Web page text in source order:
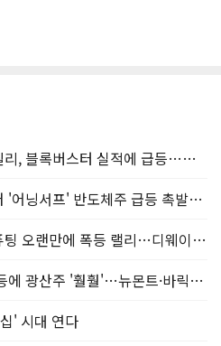
[美증시 특징주] 일라이릴리, 블록버스터 실적에 급등…마운자로 매출 폭발
[美증시 특징주] 캐터필러 '어닝서프' 반도체주 급등 촉발…"AI 데이터센터 건설 강력"
[美증시 특징주] 양자컴퓨팅 오랜만에 폭등 랠리…디웨이브·아이온큐 주도
[美증시 특징주] 금값 급등에 광산주 '훨훨'…뉴몬트·바릭마이닝 주도
' 시대 연다